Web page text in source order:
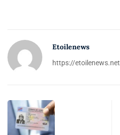
Etoilenews
https://etoilenews.net